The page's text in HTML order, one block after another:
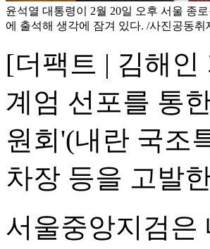
윤석열 대통령이 2월 20일 오후 서울 종
에 출석해 생각에 잠겨 있다. /사진공동취
[더팩트 | 김해
계엄 선포를 통
원회'(내란 국조
차장 등을 고발
서울중앙지검은